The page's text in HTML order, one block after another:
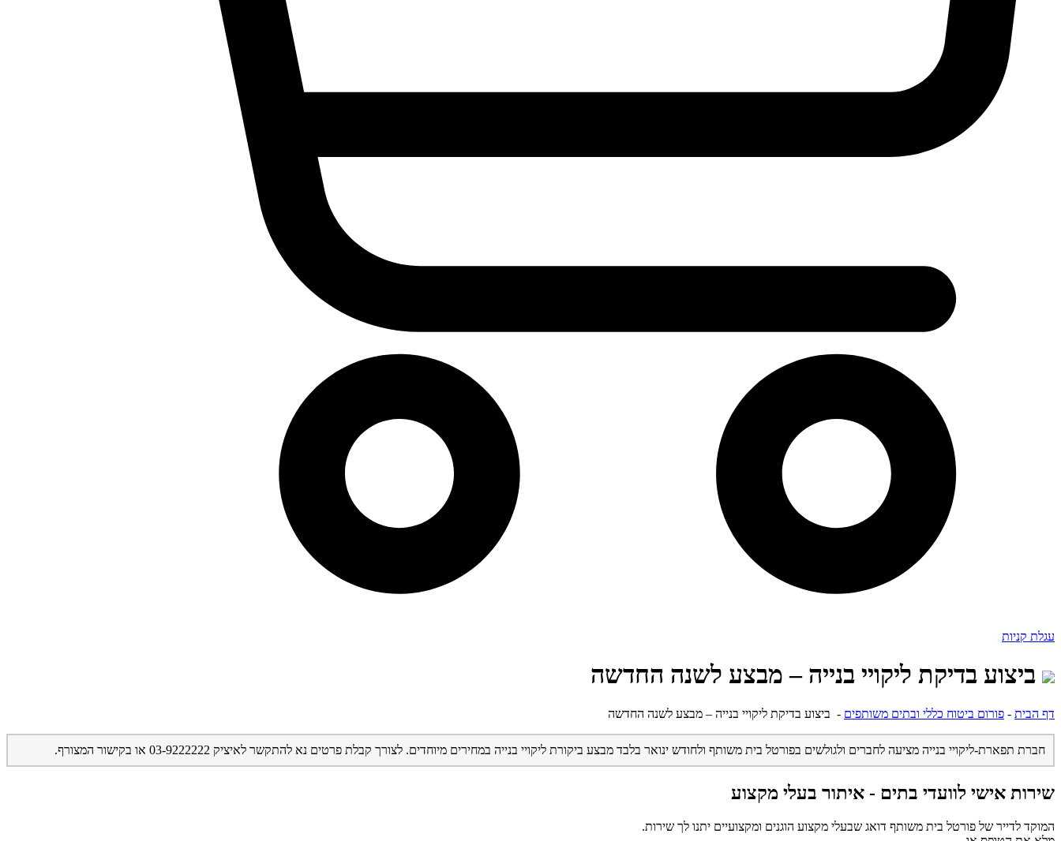
עגלת קניות
ביצוע בדיקת ליקויי בנייה – מבצע לשנה החדשה
דף הבית - פורום ביטוח כללי ובתים משותפים - ביצוע בדיקת ליקויי בנייה – מבצע לשנה החדשה
חברת תפארת-ליקויי בנייה מציעה לחברים ולגולשים בפורטל בית משותף ולחודש ינואר בלבד מבצע ביקורת ליקויי בנייה במחירים מיוחדים. לצורך קבלת פרטים נא להתקשר לאיציק 03-9222222 או בקישור המצורף.
שירות אישי לוועדי בתים - איתור בעלי מקצוע
המוקד לדייר של פורטל בית משותף דואג שבעלי מקצוע הוגנים ומקצועיים יתנו לך שירות.